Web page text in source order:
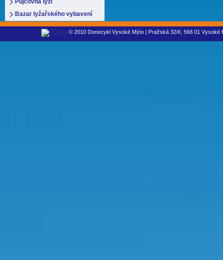
Půjčovna lyží
Bazar lyžařského vybavení
© 2010 Donocykl Vysoké Mýto | Pražská 32/II, 566 01 Vysoké